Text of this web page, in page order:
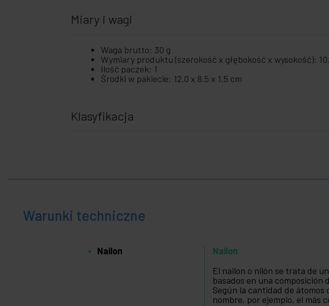
Miary i wagi
Waga brutto: 30 g
Wymiary produktu (szerokość x głębokość x wysokość):
Ilość paczek: 1
Środki w pakiecie: 12.0 x 8.5 x 1.5 cm
Klasyfikacja
Warunki techniczne
Nailon
Nailon
El nailon o nilón se trata de
basados en una composición
Según la cantidad de átomos
nombre, por ejemplo, el más